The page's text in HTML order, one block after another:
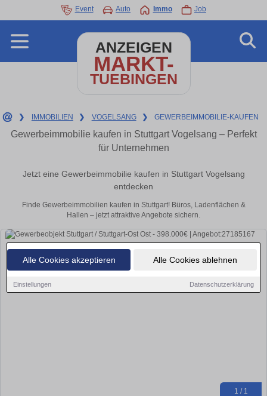
Alle Cookies akzeptieren Alle Cookies ablehnen
Einstellungen Datenschutzerklärung
Event Auto Immo Job
ANZEIGEN
MARKT-
TUEBINGEN
❯ IMMOBILIEN ❯ VOGELSANG ❯ GEWERBEIMMOBILIE-KAUFEN
Gewerbeimmobilie kaufen in Stuttgart Vogelsang – Perfekt
für Unternehmen
Jetzt eine Gewerbeimmobilie kaufen in Stuttgart Vogelsang
entdecken
Finde Gewerbeimmobilien kaufen in Stuttgart! Büros, Ladenflächen &
Hallen – jetzt attraktive Angebote sichern.
1 / 1